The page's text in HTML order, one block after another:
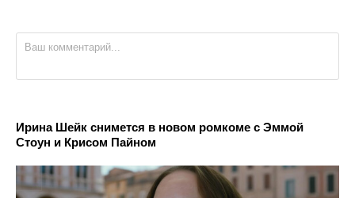
Ирина Шейк снимется в новом ромкоме с Эммой
Стоун и Крисом Пайном